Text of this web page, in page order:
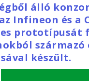
álló
Infineon és a
prototípusát
készült.